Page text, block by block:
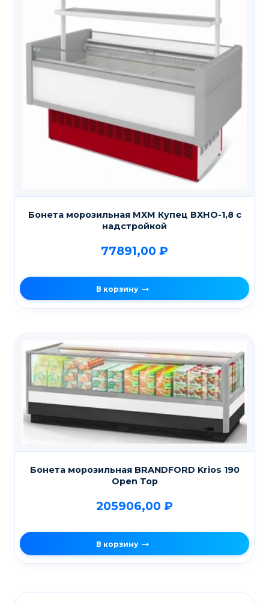
Бонета морозильная МХМ Купец ВХНО-1,8 с
надстройкой
77891,00 ₽
В корзину
Бонета морозильная BRANDFORD Krios 190
Open Top
205906,00 ₽
В корзину